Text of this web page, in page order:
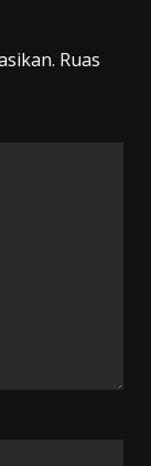
Ruas